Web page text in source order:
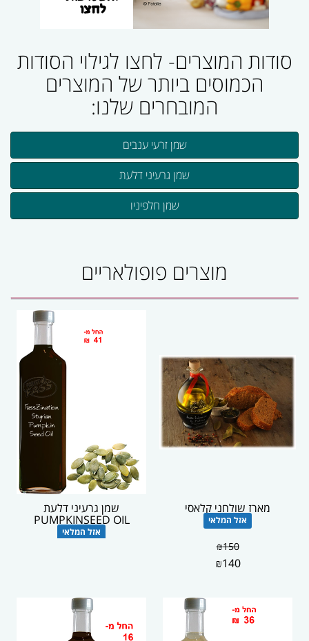
סודות המוצרים- לחצו לגילוי הסודות
הכמוסים ביותר של המוצרים
המובחרים שלנו:
שמן זרעי ענבים
שמן גרעיני דלעת
שמן חלפיניו
מוצרים פופולאריים
מארז שולחני קלאסי
אזל המלאי
₪150
₪140
שמן גרעיני דלעת
PUMPKINSEED OIL
אזל המלאי